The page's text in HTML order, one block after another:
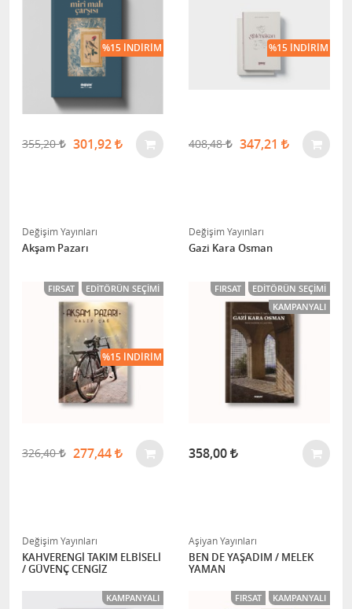
355,20 301,92
%15 İNDIRIM
408,48 347,21
%15 İNDIRIM
Değişim Yayınları
Akşam Pazarı
FIRSAT EDITÖRÜN SEÇIMI
326,40 277,44
%15 İNDIRIM
Değişim Yayınları
Gazi Kara Osman
FIRSAT
EDITÖRÜN SEÇIMI
KAMPANYALI
358,00
Değişim Yayınları
KAHVERENGİ TAKIM ELBİSELİ
/ GÜVENÇ CENGİZ
KAMPANYALI
Aşiyan Yayınları
BEN DE YAŞADIM / MELEK
YAMAN
FIRSAT
KAMPANYALI